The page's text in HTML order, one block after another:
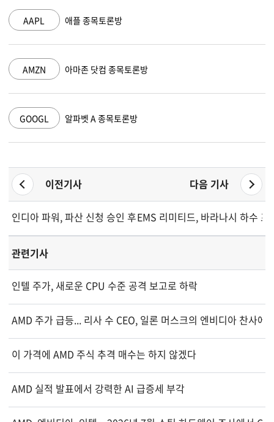
AAPL 애플 종목토론방
AMZN 아마존 닷컴 종목토론방
GOOGL 알파벳 A 종목토론방
이전기사 다음 기사
인디아 파워, 파산 신청 승인 후 첫 채권자 회의 일정 확정
EMS 리미티드, 바라나시 하수
관련기사
인텔 주가, 새로운 CPU 수준 공격 보고로 하락
AMD 주가 급등... 리사 수 CEO, 일론 머스크의 엔비디아 찬사에
이 가격에 AMD 주식 추격 매수는 하지 않겠다
AMD 실적 발표에서 강력한 AI 급증세 부각